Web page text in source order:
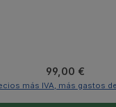
Precio normal:
99,00 €
más IVA, más gastos